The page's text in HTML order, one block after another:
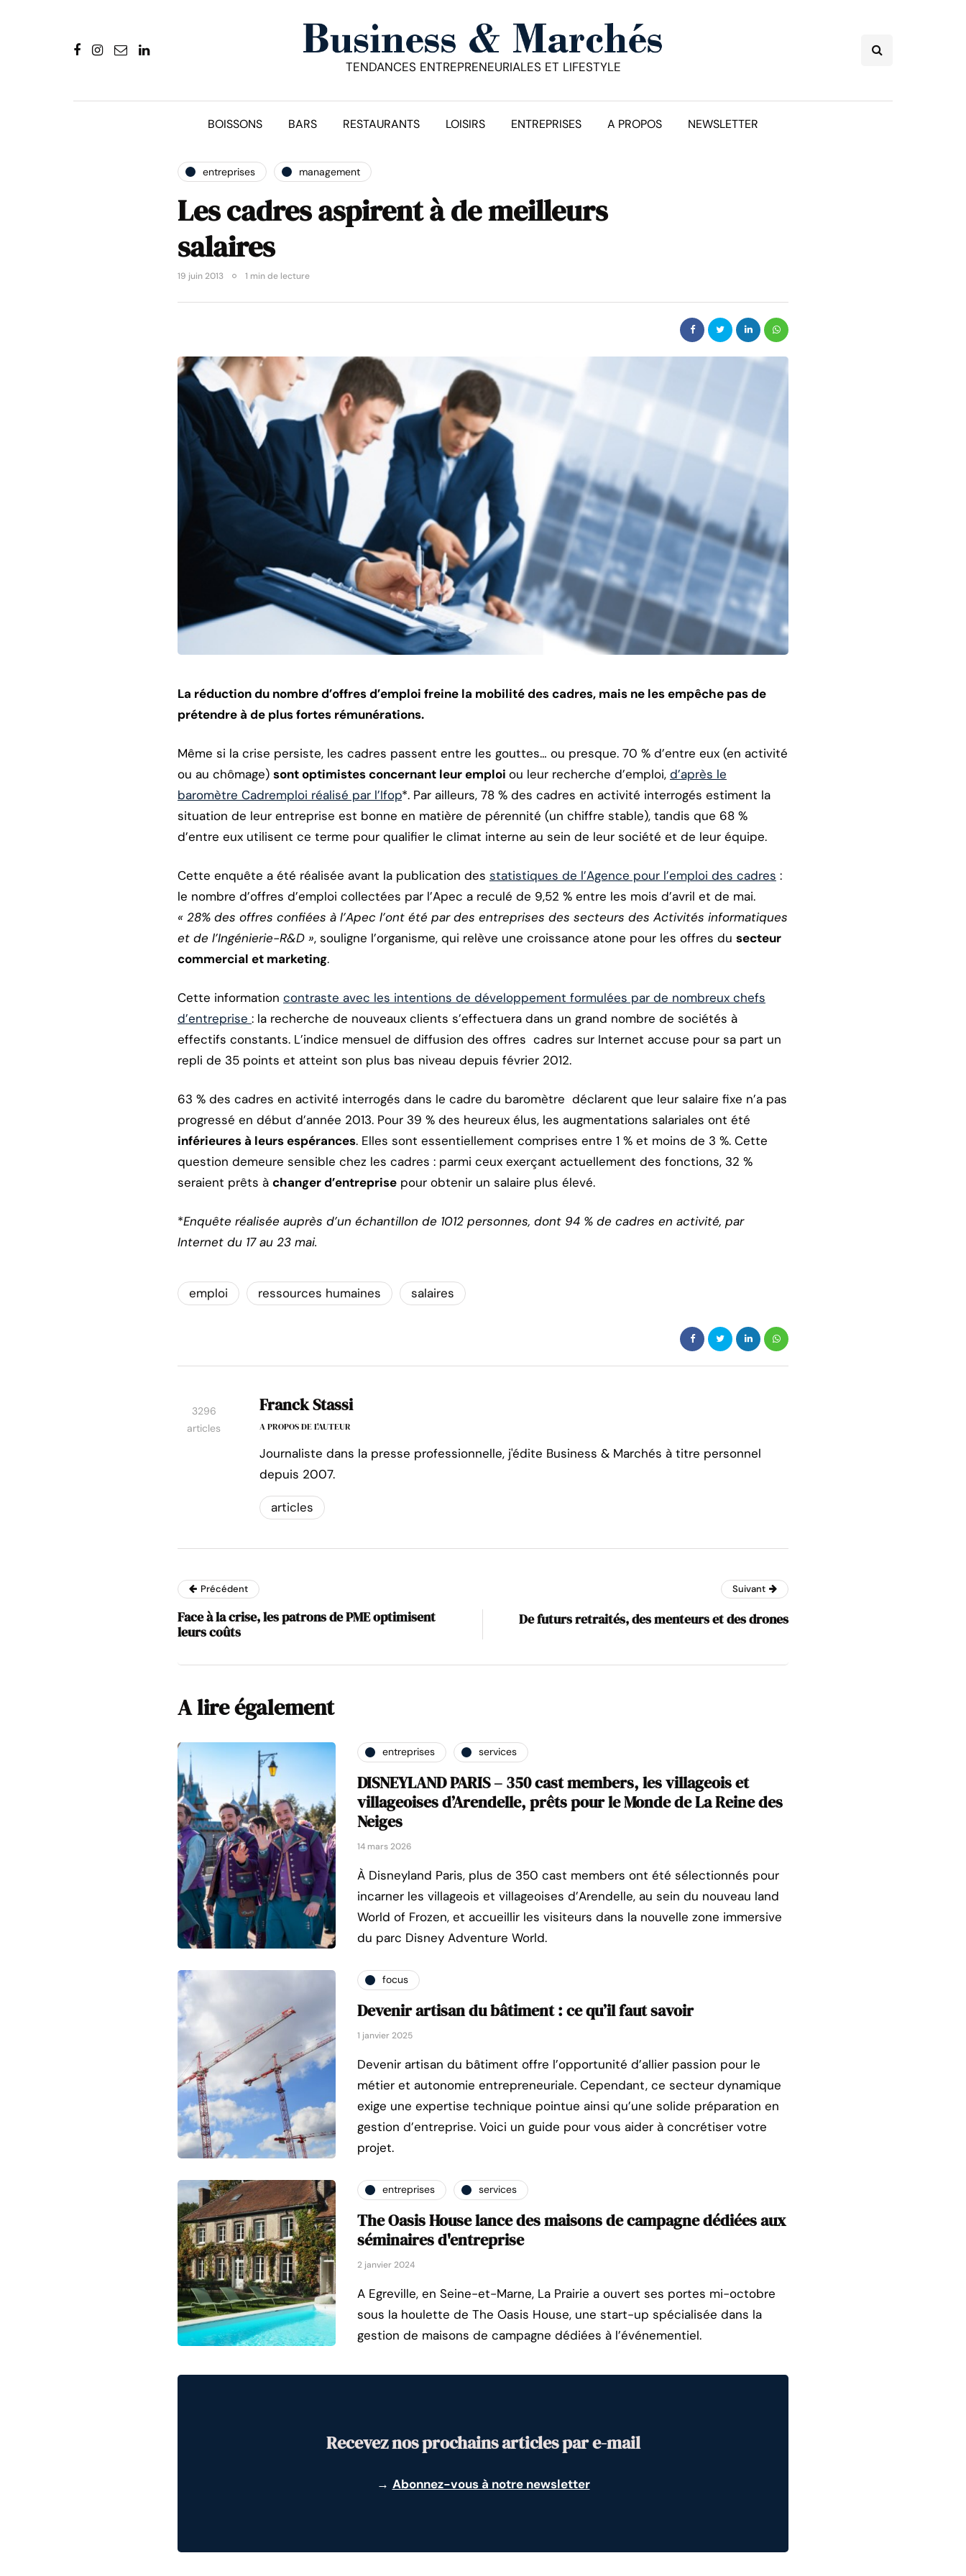
TENDANCES ENTREPRENEURIALES ET LIFESTYLE
BOISSONS BARS RESTAURANTS LOISIRS ENTREPRISES A PROPOS NEWSLETTER
entreprises management
Les cadres aspirent à de meilleurs
salaires
19 juin 2013 1 min de lecture
La réduction du nombre d’offres d’emploi freine la mobilité des cadres, mais ne les empêche pas de
prétendre à de plus fortes rémunérations.
Même si la crise persiste, les cadres passent entre les gouttes… ou presque. 70 % d’entre eux (en activité
ou au chômage) sont optimistes concernant leur emploi ou leur recherche d’emploi, d’après le
baromètre Cadremploi réalisé par l’Ifop*. Par ailleurs, 78 % des cadres en activité interrogés estiment la
situation de leur entreprise est bonne en matière de pérennité (un chiffre stable), tandis que 68 %
d’entre eux utilisent ce terme pour qualifier le climat interne au sein de leur société et de leur équipe.
Cette enquête a été réalisée avant la publication des statistiques de l’Agence pour l’emploi des cadres :
le nombre d’offres d’emploi collectées par l’Apec a reculé de 9,52 % entre les mois d’avril et de mai.
« 28% des offres confiées à l’Apec l’ont été par des entreprises des secteurs des Activités informatiques
et de l’Ingénierie-R&D », souligne l’organisme, qui relève une croissance atone pour les offres du secteur
commercial et marketing.
Cette information contraste avec les intentions de développement formulées par de nombreux chefs
d’entreprise : la recherche de nouveaux clients s’effectuera dans un grand nombre de sociétés à
effectifs constants. L’indice mensuel de diffusion des offres cadres sur Internet accuse pour sa part un
repli de 35 points et atteint son plus bas niveau depuis février 2012.
63 % des cadres en activité interrogés dans le cadre du baromètre déclarent que leur salaire fixe n’a pas
progressé en début d’année 2013. Pour 39 % des heureux élus, les augmentations salariales ont été
inférieures à leurs espérances. Elles sont essentiellement comprises entre 1 % et moins de 3 %. Cette
question demeure sensible chez les cadres : parmi ceux exerçant actuellement des fonctions, 32 %
seraient prêts à changer d’entreprise pour obtenir un salaire plus élevé.
*Enquête réalisée auprès d’un échantillon de 1012 personnes, dont 94 % de cadres en activité, par
Internet du 17 au 23 mai.
emploi ressources humaines salaires
3296
articles
Franck Stassi
A PROPOS DE L'AUTEUR
Journaliste dans la presse professionnelle, j'édite Business & Marchés à titre personnel
depuis 2007.
articles
Précédent
Face à la crise, les patrons de PME optimisent
leurs coûts
Suivant
De futurs retraités, des menteurs et des drones
A lire également
entreprises services
DISNEYLAND PARIS – 350 cast members, les villageois et
villageoises d’Arendelle, prêts pour le Monde de La Reine des
Neiges
14 mars 2026
À Disneyland Paris, plus de 350 cast members ont été sélectionnés pour
incarner les villageois et villageoises d’Arendelle, au sein du nouveau land
World of Frozen, et accueillir les visiteurs dans la nouvelle zone immersive
du parc Disney Adventure World.
focus
Devenir artisan du bâtiment : ce qu’il faut savoir
1 janvier 2025
Devenir artisan du bâtiment offre l’opportunité d’allier passion pour le
métier et autonomie entrepreneuriale. Cependant, ce secteur dynamique
exige une expertise technique pointue ainsi qu’une solide préparation en
gestion d’entreprise. Voici un guide pour vous aider à concrétiser votre
projet.
entreprises services
The Oasis House lance des maisons de campagne dédiées aux
séminaires d'entreprise
2 janvier 2024
A Egreville, en Seine-et-Marne, La Prairie a ouvert ses portes mi-octobre
sous la houlette de The Oasis House, une start-up spécialisée dans la
gestion de maisons de campagne dédiées à l’événementiel.
Recevez nos prochains articles par e-mail
→ Abonnez-vous à notre newsletter